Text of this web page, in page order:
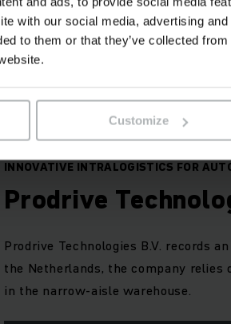
with our social media, advertising
to them or that they’ve collected
Customize
VÍCE INFORMACÍ
Odkazy
INNOVATIVE INTRALOGISTICS FOR
Prodrive
Prodrive Technologies B.V. records
the Netherlands, the company
in the narrow-aisle warehouse.